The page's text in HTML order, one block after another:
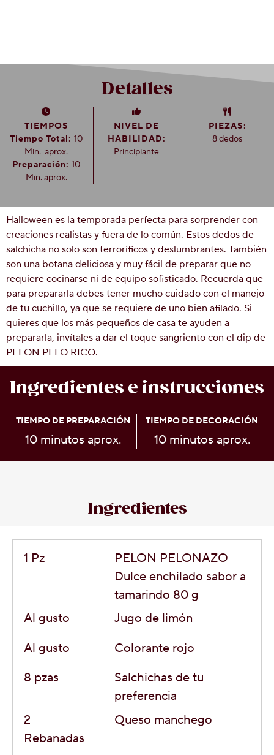
de
frecuentes
Proyecto
Cacao
Hershey
Detalles
TIEMPOS
Tiempo Total:10
Min. aprox.
Preparación:10
Min. aprox.
NIVEL DE
HABILIDAD:
Principiante
PIEZAS:
8 dedos
Halloween es la temporada perfecta para sorprender con
creaciones realistas y fuera de lo común. Estos dedos de
salchicha no solo son terroríficos y deslumbrantes. También
son una botana deliciosa y muy fácil de preparar que no
requiere cocinarse ni de equipo sofisticado. Recuerda que
para prepararla debes tener mucho cuidado con el manejo
de tu cuchillo, ya que se requiere de uno bien afilado. Si
quieres que los más pequeños de casa te ayuden a
prepararla, invítales a dar el toque sangriento con el dip de
PELON PELO RICO.
Ingredientes e instrucciones
TIEMPO DE PREPARACIÓN
10 minutos aprox.
TIEMPO DE DECORACIÓN
10 minutos aprox.
Ingredientes
1 Pz
PELON PELONAZO
Dulce enchilado sabor a
tamarindo 80 g
Al gusto
Jugo de limón
Al gusto
Colorante rojo
8 pzas
Salchichas de tu
preferencia
2
Rebanadas
Queso manchego